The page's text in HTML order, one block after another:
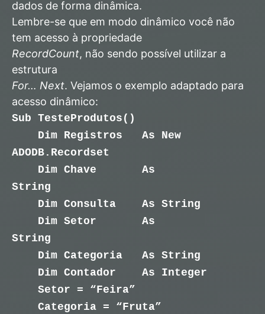
dados de forma dinâmica.
Lembre-se que em modo dinâmico você não
tem acesso à propriedade
RecordCount, não sendo possível utilizar a
estrutura
For… Next. Vejamos o exemplo adaptado para
acesso dinâmico:
Sub TesteProdutos()
Dim Registros As New
ADODB.Recordset
Dim Chave As
String
Dim Consulta As String
Dim Setor As
String
Dim Categoria As String
Dim Contador As Integer
Setor = “Feira”
Categoria = “Fruta”